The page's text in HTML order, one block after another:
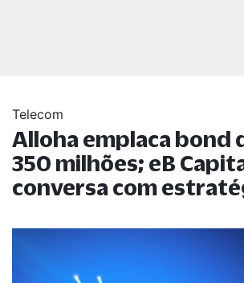
Telecom
Alloha emplaca bond
350 milhões; eB
conversa com